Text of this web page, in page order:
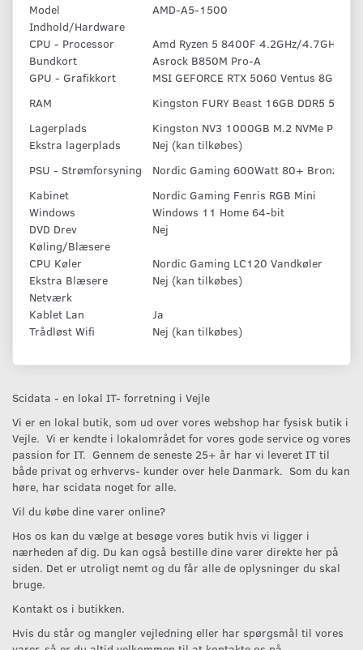
Model
AMD-A5-1500
Indhold/Hardware
CPU - Processor
Amd Ryzen 5 8400F 4.2GHz/4.7GHz
Bundkort
Asrock B850M Pro-A
GPU - Grafikkort
MSI GEFORCE RTX 5060 Ventus 8GB
RAM
Kingston FURY Beast 16GB DDR5
Lagerplads
Kingston NV3 1000GB M.2 NVMe PCIe
Ekstra lagerplads
Nej (kan tilkøbes)
PSU - Strømforsyning
Nordic Gaming 600Watt 80+ Bronze
Kabinet
Nordic Gaming Fenris RGB Mini
Windows
Windows 11 Home 64-bit
DVD Drev
Nej
Køling/Blæsere
CPU Køler
Nordic Gaming LC120 Vandkøler
Ekstra Blæsere
Nej (kan tilkøbes)
Netværk
Kablet Lan
Ja
Trådløst Wifi
Nej (kan tilkøbes)
Scidata - en lokal IT- forretning i Vejle
Vi er en lokal butik, som ud over vores webshop har fysisk butik i
Vejle. Vi er kendte i lokalområdet for vores gode service og vores
passion for IT. Gennem de seneste 25+ år har vi leveret IT til
både privat og erhvervs- kunder over hele Danmark. Som du kan
høre, har scidata noget for alle.
Vil du købe dine varer online?
Hos os kan du vælge at besøge vores butik hvis vi ligger i
nærheden af dig. Du kan også bestille dine varer direkte her på
siden. Det er utroligt nemt og du får alle de oplysninger du skal
bruge.
Kontakt os i butikken.
Hvis du står og mangler vejledning eller har spørgsmål til vores